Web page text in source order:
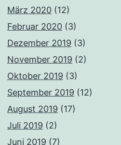
März 2020 (12)
Februar 2020 (3)
Dezember 2019 (3)
November 2019 (2)
Oktober 2019 (3)
September 2019 (12)
August 2019 (17)
Juli 2019 (2)
Juni 2019 (7)